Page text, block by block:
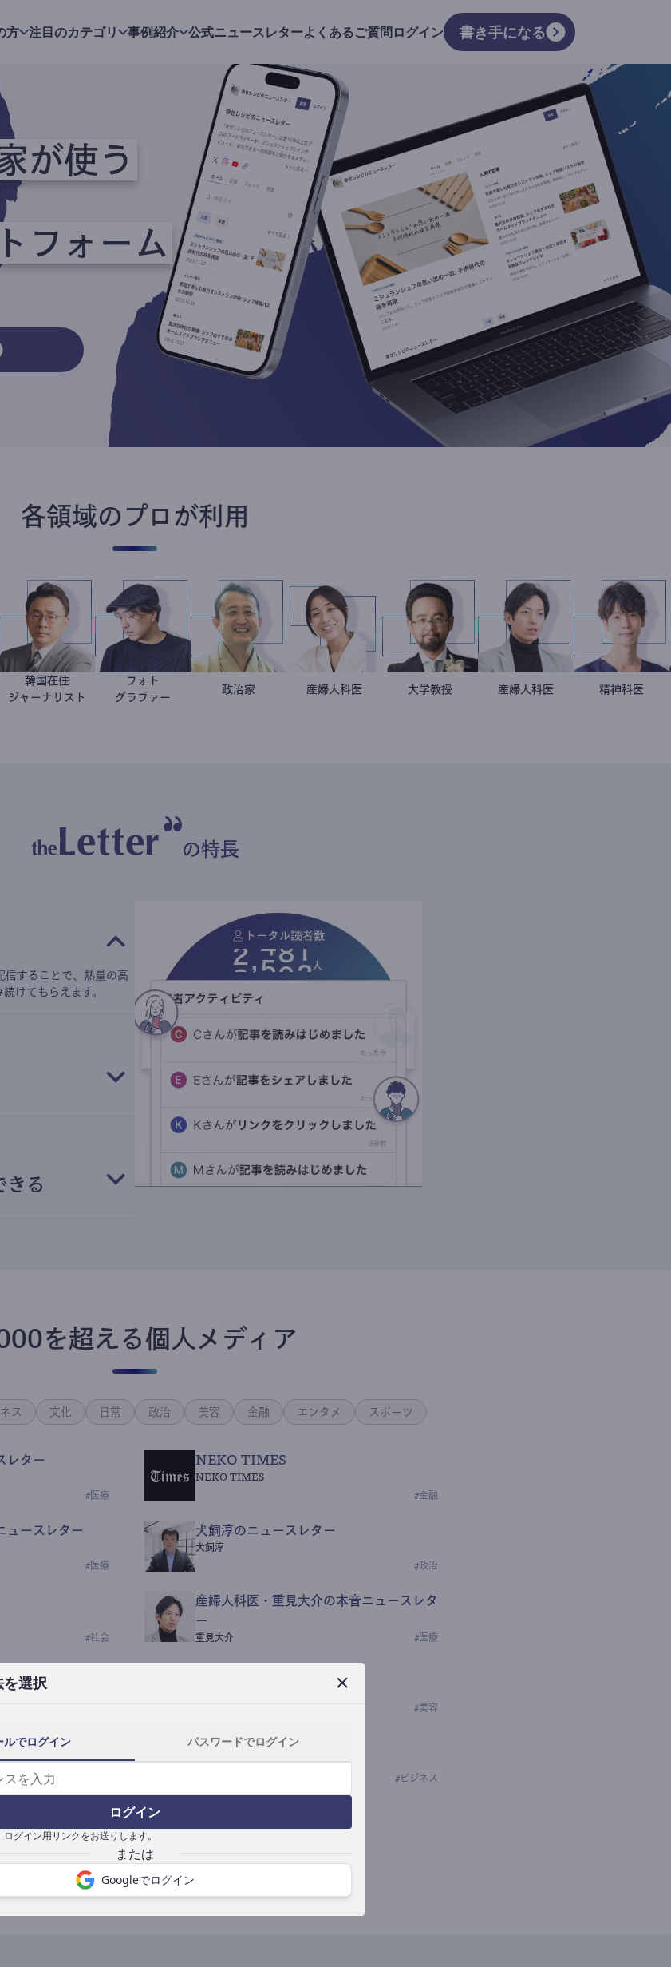
を選択
ルでログイン パスワードでログイン
ログイン
グイン用リンクをお送りします。
Googleでログイン
方 注目のカテゴリ 事例紹介 公式ニュースレターよくあるご質問ログイン 書き手になる
が使う
フォーム
各領域のプロが利用
ー
韓国在住
ジャーナリスト
グラファー
稲葉可奈子
産婦人科医 金谷一朗
大学教授 重見大介
産婦人科医 藤野
精神
の特長
信することで、熱量の高
けてもらえます。
きる
を超える個人メディア
ス 文化 日常 政治 美容 金融 エンタメ スポーツ
レター
# 医療
NEKO TIMES
NEKO TIMES
#金融
ュースレター
# 医療
犬飼淳のニュースレター
犬飼淳
#政治
#社会
産婦人科医・重見大介の本音ニュースレタ
ー
重見大介 # 医療
なつなつ（化粧品・皮膚科学の研究者）
#美容
ｺｯｶﾗSaaS
# ビジネス
書き手になる